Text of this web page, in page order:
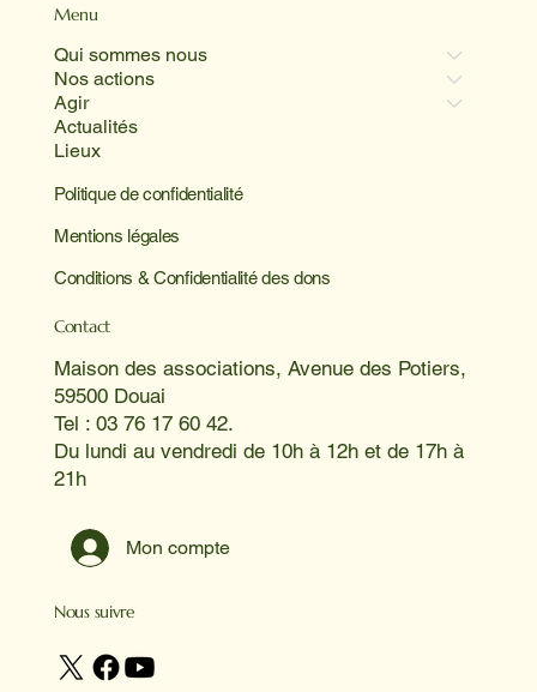
Menu
Qui sommes nous
Nos actions
Agir
Actualités
Lieux
Politique de confidentialité
Mentions légales
Conditions & Confidentialité des dons
Contact
Maison des associations, Avenue des Potiers,
59500 Douai
Tel : 03 76 17 60 42.
Du lundi au vendredi de 10h à 12h et de 17h à
21h
Mon compte
Nous suivre